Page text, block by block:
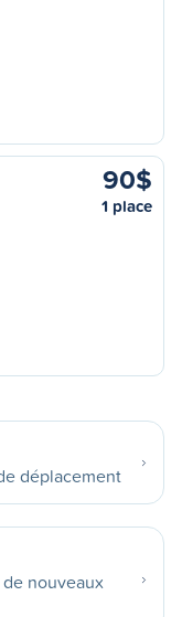
90$
1 place
déplacement
nouveaux